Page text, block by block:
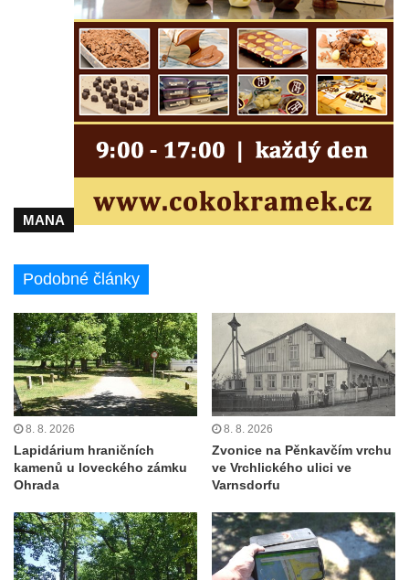
MANA
Podobné články
8. 8. 2026
Lapidárium hraničních
kamenů u loveckého zámku
Ohrada
8. 8. 2026
Zvonice na Pěnkavčím vrchu
ve Vrchlického ulici ve
Varnsdorfu